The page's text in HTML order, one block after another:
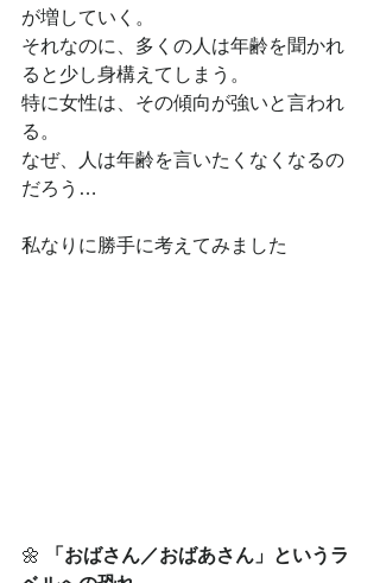
が増していく。
それなのに、多くの人は年齢を聞かれ
ると少し身構えてしまう。
特に女性は、その傾向が強いと言われ
る。
なぜ、人は年齢を言いたくなくなるの
だろう…
私なりに勝手に考えてみました
🌼
「おばさん／おばあさん」というラ